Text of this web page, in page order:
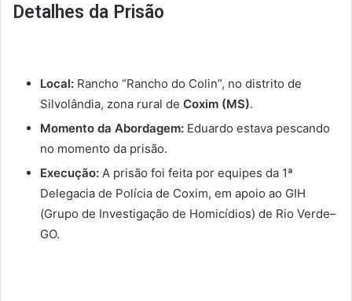
Detalhes da Prisão
Local: Rancho “Rancho do Colin”, no distrito de
Silvolândia, zona rural de Coxim (MS).
Momento da Abordagem: Eduardo estava pescando
no momento da prisão.
Execução: A prisão foi feita por equipes da 1ª
Delegacia de Polícia de Coxim, em apoio ao GIH
(Grupo de Investigação de Homicídios) de Rio Verde–
GO.